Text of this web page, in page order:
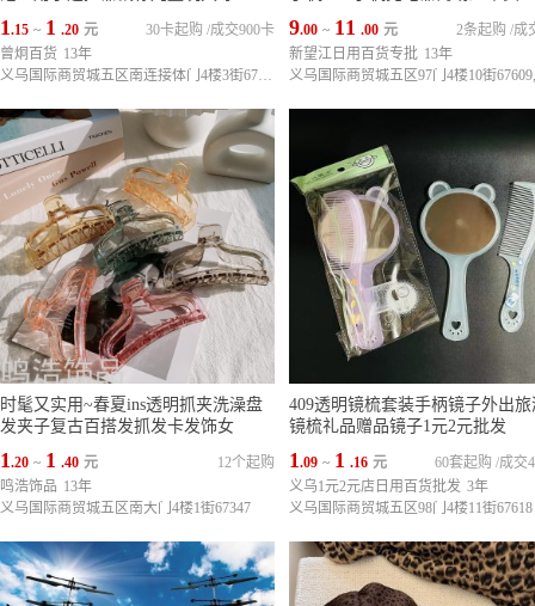
1.15 ~ 1 .20 元 成交900卡
30卡起购 /
曾炯百货 13年
义乌国际商贸城五区南连接体门4楼3街67275
9.00 ~ 11 .00 元 成
2条起购 /
新望江日用百货专批 13年
时髦又实用~春夏ins透明抓夹洗澡盘
发夹子复古百搭发抓发卡发饰女
1.20 ~ 1 .40 元
12个起购
鸣浩饰品 13年
义乌国际商贸城五区南大门4楼1街67347
409透明镜梳套装手柄镜子外出旅
镜梳礼品赠品镜子1元2元批发
1.09 ~ 1 .16 元 成交
60套起购 /
义乌1元2元店日用百货批发 3年
义乌国际商贸城五区98门4楼11街67618